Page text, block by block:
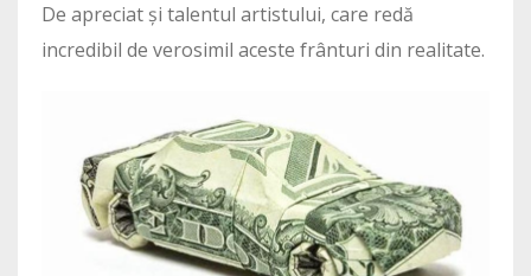
De apreciat și talentul artistului, care redă
incredibil de verosimil aceste frânturi din realitate.